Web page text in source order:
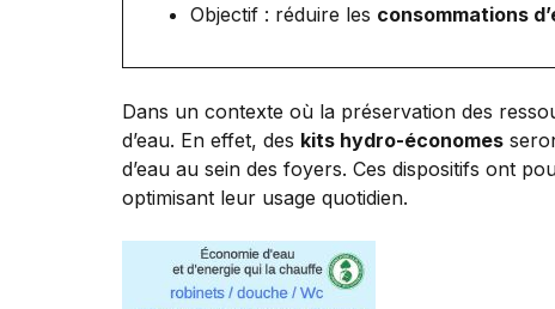
Objectif : réduire les consommations
Dans un contexte où la préservation des
d’eau. En effet, des kits hydro-économes
d’eau au sein des foyers. Ces dispositifs ont
optimisant leur usage quotidien.